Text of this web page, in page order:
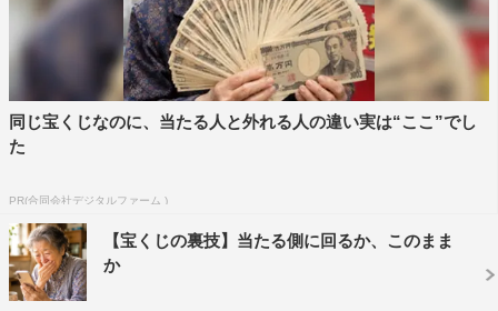
同じ宝くじなのに、当たる人と外れる人の違い実は“ここ”でし
た
PR(合同会社デジタルファーム )
【宝くじの裏技】当たる側に回るか、このまま
か